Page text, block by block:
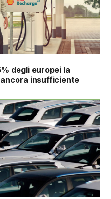
degli europei la
insufficiente